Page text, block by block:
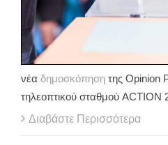
νέα δημοσκόπηση της Opinion
τηλεοπτικού σταθμού ACTION
Διαβάστε Περισσότερα